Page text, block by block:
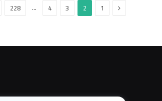
السابق
1
2
3
4
…
228